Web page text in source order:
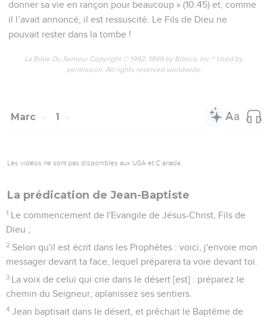
donner sa vie en rançon pour beaucoup » (10.45) et, comme
il l’avait annoncé, il est ressuscité. Le Fils de Dieu ne
pouvait rester dans la tombe !
La Bible Du Semeur Copyright © 1992, 1999 by Biblica, Inc.® Used by
permission. All rights reserved worldwide.
Marc 1
Les vidéos ne sont pas disponibles aux USA et C anada.
La prédication de Jean-Baptiste
1 Le commencement de l'Evangile de Jésus-Christ, Fils de
Dieu ;
2 Selon qu'il est écrit dans les Prophètes : voici, j'envoie mon
messager devant ta face, lequel préparera ta voie devant toi.
3 La voix de celui qui crie dans le désert [est] : préparez le
chemin du Seigneur, aplanissez ses sentiers.
4 Jean baptisait dans le désert, et prêchait le Baptême de